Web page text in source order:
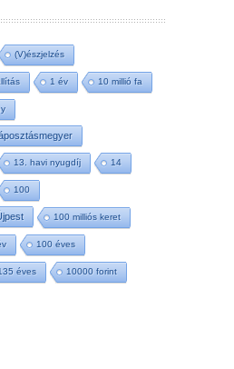
(V)észjelzés
1 év 10 millió fa
13. havi nyugdíj 14
100
100 milliós keret
100 éves
éves 10000 forint